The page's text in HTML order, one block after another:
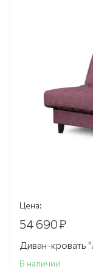
Цена:
54 690₽
Диван-
В наличии